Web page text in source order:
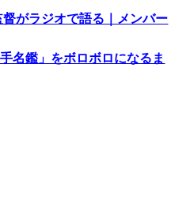
がラジオで語る｜メンバー
名鑑」をボロボロになるま